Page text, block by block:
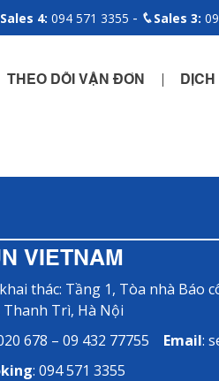
Sales 4: 094 571 3355 - Sales 3:
THEO DÕI VẬN ĐƠN DỊCH
VIETNAM
thác: Tầng 1, Tòa nhà Báo
Trì, Hà Nội
678 – 09 432 77755 Email:
: 094 571 3355